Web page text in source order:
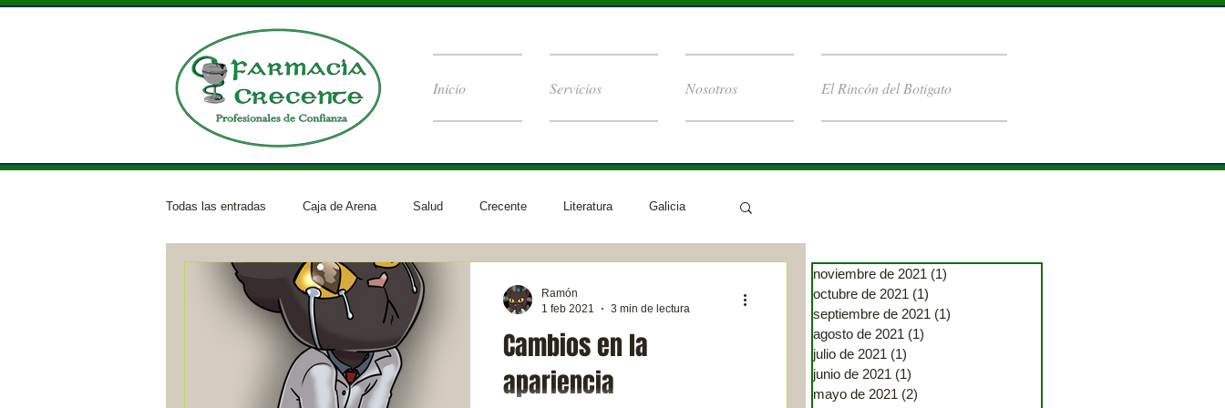
Inicio Servicios Nosotros El Rincón del Botigato
Todas las entradas Caja de Arena Salud Crecente Literatura Galicia
Cambios en la
apariencia
Ramón
1 feb 2021
3 min de lectura
noviembre de 2021 (1)
octubre de 2021 (1)
septiembre de 2021 (1)
agosto de 2021 (1)
julio de 2021 (1)
junio de 2021 (1)
mayo de 2021 (2)